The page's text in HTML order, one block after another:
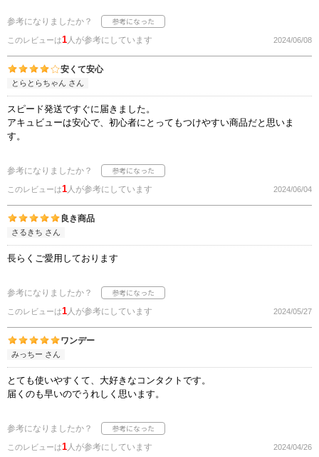
参考になりましたか？
このレビューは1人が参考にしています 2024/06/08
安くて安心
とらとらちゃん さん
スピード発送ですぐに届きました。
アキュビューは安心で、初心者にとってもつけやすい商品だと思いま
す。
参考になりましたか？
このレビューは1人が参考にしています 2024/06/04
良き商品
さるきち さん
長らくご愛用しております
参考になりましたか？
このレビューは1人が参考にしています 2024/05/27
ワンデー
みっちー さん
とても使いやすくて、大好きなコンタクトです。
届くのも早いのでうれしく思います。
参考になりましたか？
このレビューは1人が参考にしています 2024/04/26